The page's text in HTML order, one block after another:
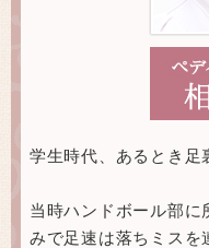
学生時代、あるとき足
当時ハンドボール部に
みで足速は落ちミスを